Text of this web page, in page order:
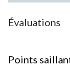
Évaluations
Points